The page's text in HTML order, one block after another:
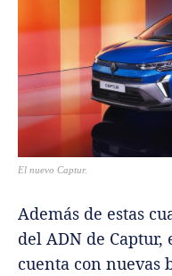
El nuevo Captur.
Además de estas
del ADN de
cuenta con nuevas